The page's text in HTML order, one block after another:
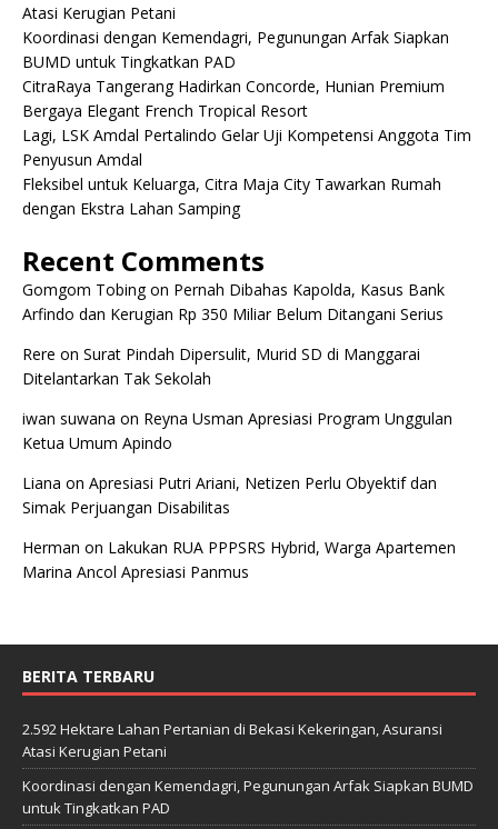
Atasi Kerugian Petani
Koordinasi dengan Kemendagri, Pegunungan Arfak Siapkan
BUMD untuk Tingkatkan PAD
CitraRaya Tangerang Hadirkan Concorde, Hunian Premium
Bergaya Elegant French Tropical Resort
Lagi, LSK Amdal Pertalindo Gelar Uji Kompetensi Anggota Tim
Penyusun Amdal
Fleksibel untuk Keluarga, Citra Maja City Tawarkan Rumah
dengan Ekstra Lahan Samping
Recent Comments
Gomgom Tobingon Pernah Dibahas Kapolda, Kasus Bank
Arfindo dan Kerugian Rp 350 Miliar Belum Ditangani Serius
Rere on Surat Pindah Dipersulit, Murid SD di Manggarai
Ditelantarkan Tak Sekolah
iwan suwana on Reyna Usman Apresiasi Program Unggulan
Ketua Umum Apindo
Liana on Apresiasi Putri Ariani, Netizen Perlu Obyektif dan
Simak Perjuangan Disabilitas
Herman on Lakukan RUA PPPSRS Hybrid, Warga Apartemen
Marina Ancol Apresiasi Panmus
BERITA TERBARU
2.592 Hektare Lahan Pertanian di Bekasi Kekeringan, Asuransi
Atasi Kerugian Petani
Koordinasi dengan Kemendagri, Pegunungan Arfak Siapkan BUMD
untuk Tingkatkan PAD